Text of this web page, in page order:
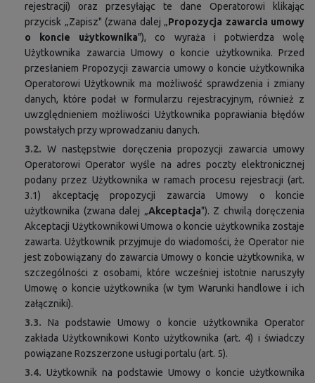
rejestracji) oraz przesyłając te dane Operatorowi klikając
przycisk „Zapisz" (zwana dalej „Propozycja zawarcia umowy
o koncie użytkownika"), co wyraża i potwierdza wolę
Użytkownika zawarcia Umowy o koncie użytkownika. Przed
przesłaniem Propozycji zawarcia umowy o koncie użytkownika
Operatorowi Użytkownik ma możliwość sprawdzenia i zmiany
danych, które podał w formularzu rejestracyjnym, również z
uwzględnieniem możliwości Użytkownika poprawiania błędów
powstałych przy wprowadzaniu danych.
3.2. W następstwie doręczenia propozycji zawarcia umowy
Operatorowi Operator wyśle na adres poczty elektronicznej
podany przez Użytkownika w ramach procesu rejestracji (art.
3.1) akceptację propozycji zawarcia Umowy o koncie
użytkownika (zwana dalej „Akceptacja"). Z chwilą doręczenia
Akceptacji Użytkownikowi Umowa o koncie użytkownika zostaje
zawarta. Użytkownik przyjmuje do wiadomości, że Operator nie
jest zobowiązany do zawarcia Umowy o koncie użytkownika, w
szczególności z osobami, które wcześniej istotnie naruszyły
Umowę o koncie użytkownika (w tym Warunki handlowe i ich
załączniki).
3.3. Na podstawie Umowy o koncie użytkownika Operator
zakłada Użytkownikowi Konto użytkownika (art. 4) i świadczy
powiązane Rozszerzone usługi portalu (art. 5).
3.4. Użytkownik na podstawie Umowy o koncie użytkownika